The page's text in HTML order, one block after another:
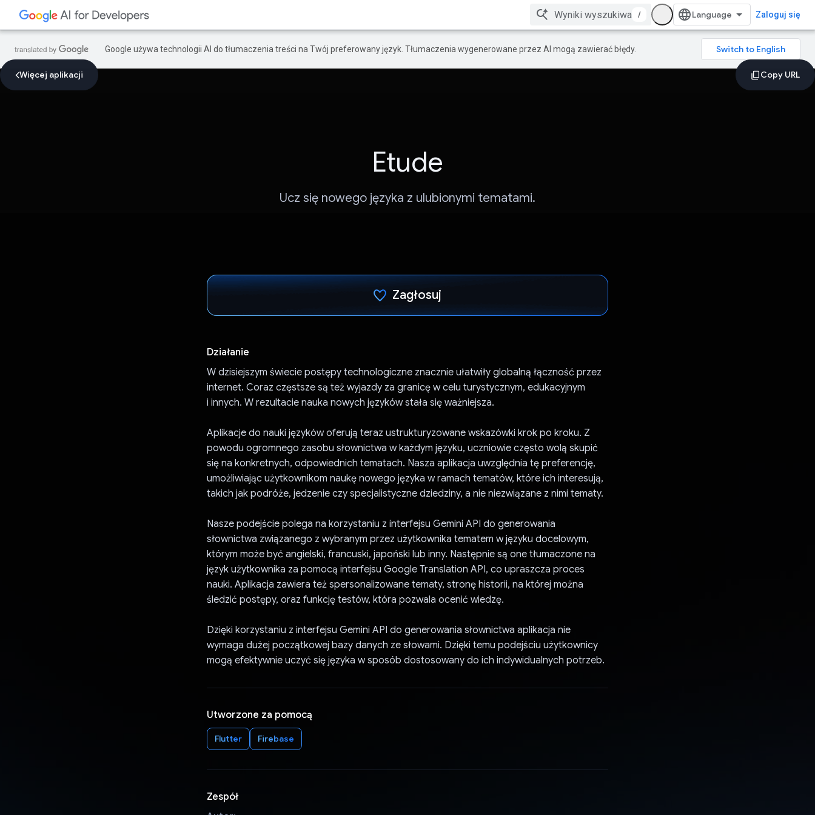
/ Zaloguj się
Google używa technologii AI do tłumaczenia treści na Twój preferowany język. Tłumaczenia wygenerowane przez AI mogą zawierać błędy.
Więcej aplikacji
Etude
Ucz się nowego języka z ulubionymi tematami.
Zagłosuj
Działanie
W dzisiejszym świecie postępy technologiczne znacznie ułatwiły globalną łączność przez
internet. Coraz częstsze są też wyjazdy za granicę w celu turystycznym, edukacyjnym
i innych. W rezultacie nauka nowych języków stała się ważniejsza.
Aplikacje do nauki języków oferują teraz ustrukturyzowane wskazówki krok po kroku. Z
powodu ogromnego zasobu słownictwa w każdym języku, uczniowie często wolą skupić
się na konkretnych, odpowiednich tematach. Nasza aplikacja uwzględnia tę preferencję,
umożliwiając użytkownikom naukę nowego języka w ramach tematów, które ich interesują,
takich jak podróże, jedzenie czy specjalistyczne dziedziny, a nie niezwiązane z nimi tematy.
Nasze podejście polega na korzystaniu z interfejsu Gemini API do generowania
słownictwa związanego z wybranym przez użytkownika tematem w języku docelowym,
którym może być angielski, francuski, japoński lub inny. Następnie są one tłumaczone na
język użytkownika za pomocą interfejsu Google Translation API, co upraszcza proces
nauki. Aplikacja zawiera też spersonalizowane tematy, stronę historii, na której można
śledzić postępy, oraz funkcję testów, która pozwala ocenić wiedzę.
Dzięki korzystaniu z interfejsu Gemini API do generowania słownictwa aplikacja nie
wymaga dużej początkowej bazy danych ze słowami. Dzięki temu podejściu użytkownicy
mogą efektywnie uczyć się języka w sposób dostosowany do ich indywidualnych potrzeb.
Utworzone za pomocą
Flutter Firebase
Zespół